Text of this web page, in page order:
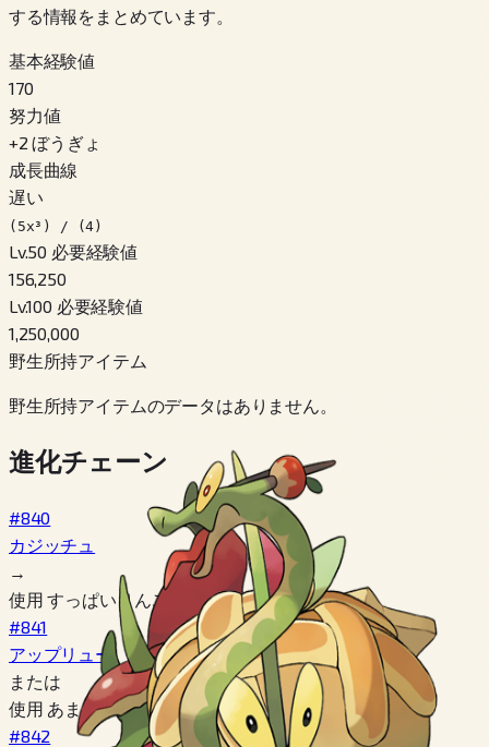
する情報をまとめています。
基本経験値
170
努力値
+2 ぼうぎょ
成長曲線
遅い
(5x³) / (4)
Lv.50 必要経験値
156,250
Lv.100 必要経験値
1,250,000
野生所持アイテム
野生所持アイテムのデータはありません。
進化チェーン
#840
カジッチュ
→
使用 すっぱいりんご
#841
アップリュー
または
使用 あまーいりんご
#842